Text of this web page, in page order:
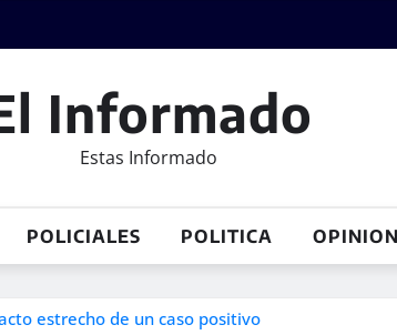
Informado
Estas Informado
POLICIALES POLITICA OPINION
estrecho de un caso positivo